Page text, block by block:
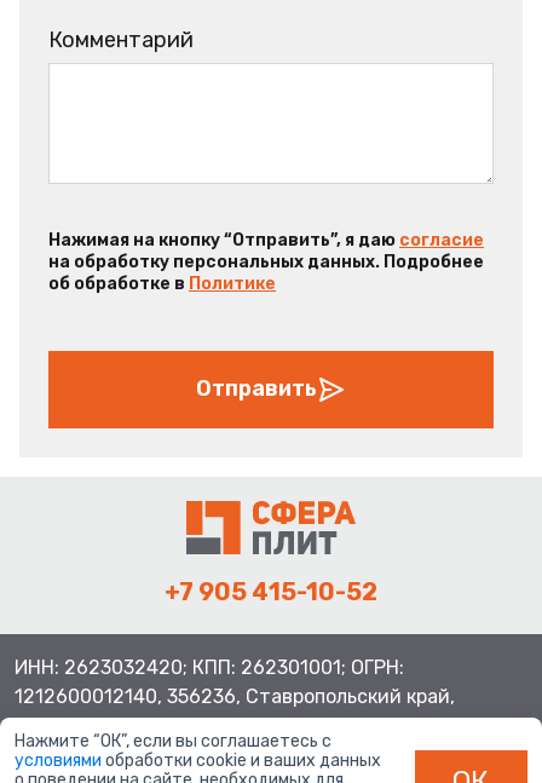
Комментарий
Нажимая на кнопку “Отправить”, я даю согласие
на обработку персональных данных. Подробнее
об обработке в Политике
Отправить
+7 905 415-10-52
ИНН: 2623032420; КПП: 262301001; ОГРН:
1212600012140, 356236, Ставропольский край,
Нажмите “ОК”, если вы соглашаетесь с
условиями обработки cookie и ваших данных